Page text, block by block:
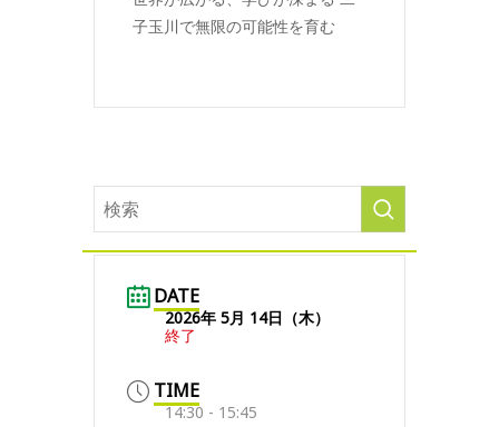
子玉川で無限の可能性を育む
DATE
2026年 5月 14日（木）
終了
TIME
14:30 - 15:45